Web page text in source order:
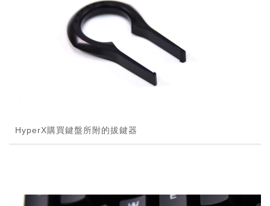
HyperX購買鍵盤所附的拔鍵器